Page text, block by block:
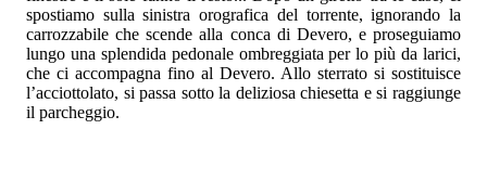
spostiamo sulla sinistra orografica del torrente, ignorando la
carrozzabile che scende alla conca di Devero, e proseguiamo
lungo una splendida pedonale ombreggiata per lo più da larici,
che ci accompagna fino al Devero. Allo sterrato si sostituisce
l’acciottolato, si passa sotto la deliziosa chiesetta e si raggiunge
il parcheggio.